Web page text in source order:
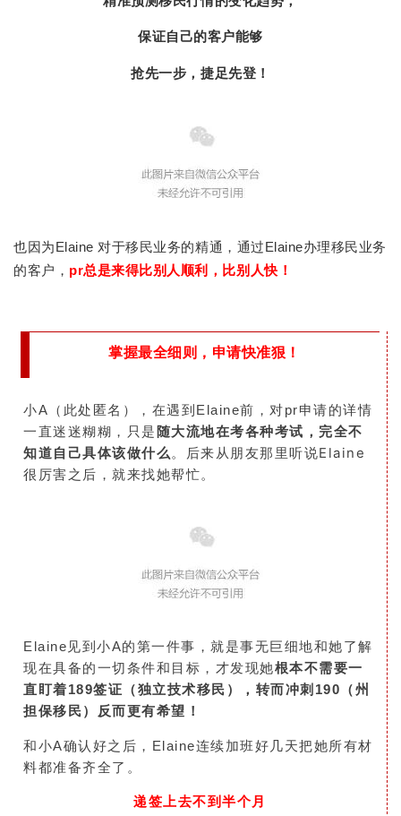
保证自己的客户能够
抢先一步，捷足先登！
也因为Elaine 对于移民业务的精通，通过Elaine办理移民业务
的客户， pr总是来得比别人顺利，比别人快！
掌握最全细则，申请快准狠！
小A（此处匿名），在遇到Elaine前，对pr申请的详情
一直迷迷糊糊，只是 随大流地在考各种考试，完全不
知道自己具体该做什么 。
后来从朋友那里听说Elaine
很厉害之后，就来找她帮忙。
Elaine见到小A的第一件事，就是事无巨细地和她了解
现在具备的一切条件和目标，才发现她根本不需要一
直盯着189签证（独立技术移民），转而冲刺190（州
担保移民）反而更有希望！
和小A确认好之后，Elaine连续加班好几天把她所有材
料都准备齐全了。
递签上去不到半个月